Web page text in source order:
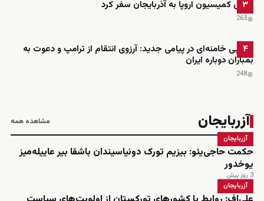
۳
رئیس کمیسیون اروپا به آذربایجان سفر کرد
263
۴
مجتبی خامنه‌ای در پیامی جدید: آرزوی انتقام از ترامپ و دعوت به
بمباران دوباره ایران
248
آزربایجان مشاهده همه
آزربایجان
حکمت حاجی‌یئو: بیزیم تورک دونیاسیندان باشقا بیر عاییله‌میز
یوخدور
3 روز پیش
آزربایجان